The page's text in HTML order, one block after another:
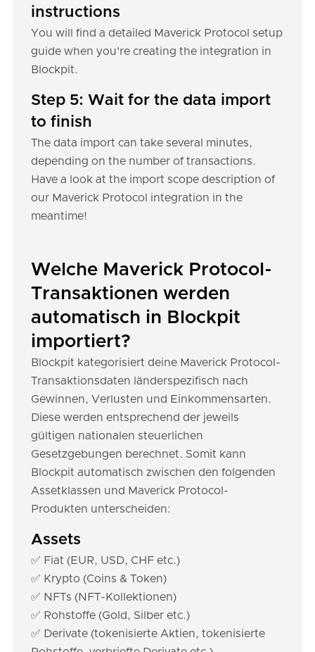
instructions
You will find a detailed Maverick Protocol setup
guide when you're creating the integration in
Blockpit.
Step 5: Wait for the data import
to finish
The data import can take several minutes,
depending on the number of transactions.
Have a look at the import scope description of
our Maverick Protocol integration in the
meantime!
Welche Maverick Protocol-
Transaktionen werden
automatisch in Blockpit
importiert?
Blockpit kategorisiert deine Maverick Protocol-
Transaktionsdaten länderspezifisch nach
Gewinnen, Verlusten und Einkommensarten.
Diese werden entsprechend der jeweils
gültigen nationalen steuerlichen
Gesetzgebungen berechnet. Somit kann
Blockpit automatisch zwischen den folgenden
Assetklassen und Maverick Protocol-
Produkten unterscheiden:
Assets
✅ Fiat (EUR, USD, CHF etc.)
✅ Krypto (Coins & Token)
✅ NFTs (NFT-Kollektionen)
✅ Rohstoffe (Gold, Silber etc.)
✅ Derivate (tokenisierte Aktien, tokenisierte